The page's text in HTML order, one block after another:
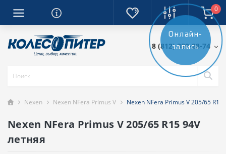
0
8 (812) 389-28-74
Nexen Nexen NFera Primus V Nexen NFera Primus V 205/65 R15
Nexen NFera Primus V 205/65 R15 94V
летняя
Онлайн-
запись